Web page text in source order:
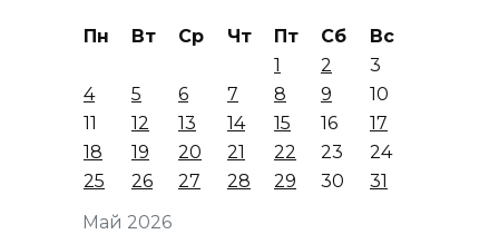
Май 2026
Пн Вт Ср Чт Пт Сб
Вс
1
2
3
4
5 6 7 8 9
10
11
12 13 14 15 16
17
18
19 20 21 22 23
24
25
26 27 28 29 30 31